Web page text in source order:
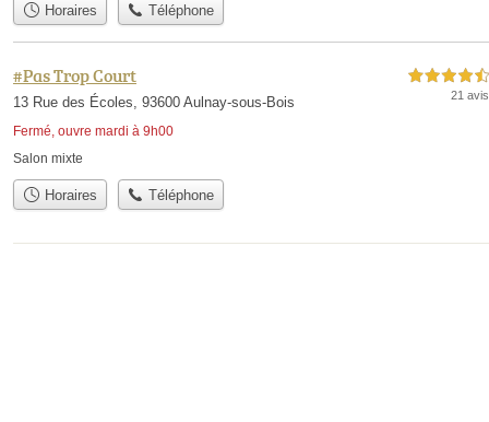
Horaires Téléphone
#Pas Trop Court
13 Rue des Écoles, 93600 Aulnay-sous-Bois
Fermé, ouvre mardi à 9h00
4,5 étoiles sur 5
21 avis
Salon mixte
Horaires Téléphone